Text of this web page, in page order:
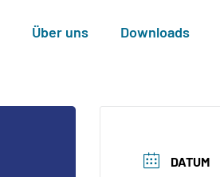
Über uns Downloads
DATUM